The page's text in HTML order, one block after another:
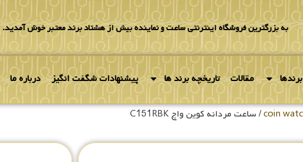
به بزرگترین فروشگاه اینترنتی ساعت و نماینده بیش از هشتاد برند معتبر خوش آمدید.
برندها مقالات تاریخچه برند ها پیشنهادات شگفت انگیز درباره ما
/ ساعت مردانه کوین واچ C151RBK